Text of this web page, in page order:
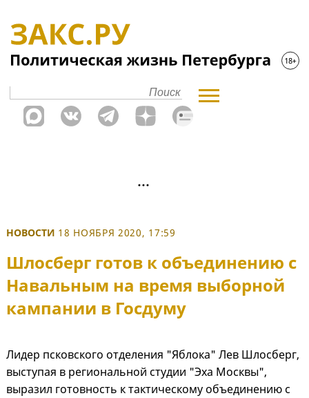
НОВОСТИ 18 НОЯБРЯ 2020, 17:59
Шлосберг готов к объединению с
Навальным на время выборной
кампании в Госдуму
Лидер псковского отделения "Яблока" Лев Шлосберг,
выступая в региональной студии "Эха Москвы",
выразил готовность к тактическому объединению с